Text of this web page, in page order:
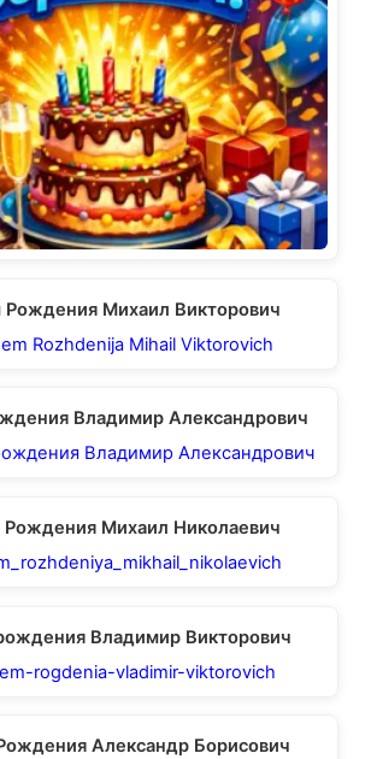
Михаил Викторович
Владимир Александрович
Михаил Николаевич
Владимир Викторович
Александр Борисович